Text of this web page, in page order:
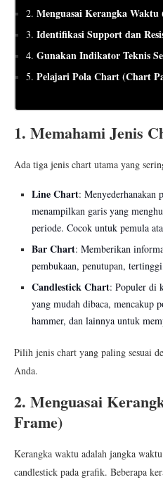
2. Menguasai Kerangka Waktu
3. Identifikasi Support dan
4. Gunakan Indikator Teknis
5. Pelajari Pola Chart (Chart
1. Memahami Jenis
Ada tiga jenis chart utama yang
Line Chart: Menyederhanakan
menampilkan garis yang
periode. Cocok untuk pemula
Bar Chart: Memberikan
pembukaan, penutupan,
Candlestick Chart: Populer di
yang mudah dibaca, mencakup
hammer, dan lainnya untuk
Pilih jenis chart yang paling sesuai
Anda.
2. Menguasai
Frame)
Kerangka waktu adalah jangka
candlestick pada grafik. Beberapa